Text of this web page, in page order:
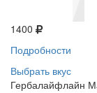
1400
Подробности
Выбрать вкус
Гербалайфлайн